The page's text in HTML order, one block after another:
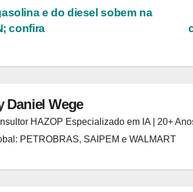
e do diesel sobem na
confira
Daniel Wege
HAZOP Especializado em IA | 20+
PETROBRAS, SAIPEM e WALMART